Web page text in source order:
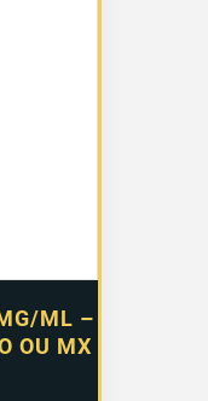
ML –
OU MX